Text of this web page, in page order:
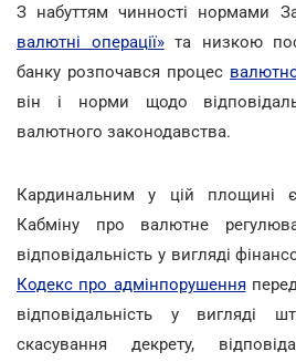
З набуттям чинності нормами
валютні операції»та низкою
банку розпочався процес
він і норми щодо
валютного законодавства.
Кардинальним у цій площині
Кабміну про валютне
відповідальність у вигляді
Кодекс про адмінпорушення
відповідальність у вигляді
скасування декрету,